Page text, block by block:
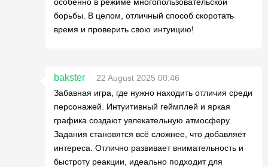
борьбы. В целом, отличный способ скоротать
время и проверить свою интуицию!
bakster
22 August 2025 00:46
Забавная игра, где нужно находить отличия среди
персонажей. Интуитивный геймплей и яркая
графика создают увлекательную атмосферу.
Задания становятся всё сложнее, что добавляет
интереса. Отлично развивает внимательность и
быстроту реакции, идеально подходит для